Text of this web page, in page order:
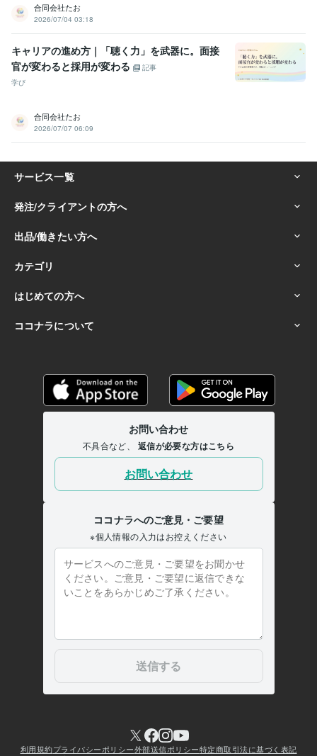
合同会社たお
2026/07/04 03:18
キャリアの進め方｜「聴く力」を武器に。面接
官が変わると採用が変わる
記事
学び
合同会社たお
2026/07/07 06:09